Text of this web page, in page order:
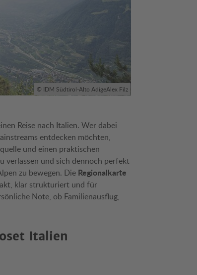
© IDM Südtirol-Alto AdigeAlex Filz
Reise nach Italien. Wer dabei
entdecken möchten,
und einen praktischen
verlassen und sich dennoch perfekt
zu bewegen. Die Regionalkarte
klar strukturiert und für
Note, ob Familienausflug,
Italien